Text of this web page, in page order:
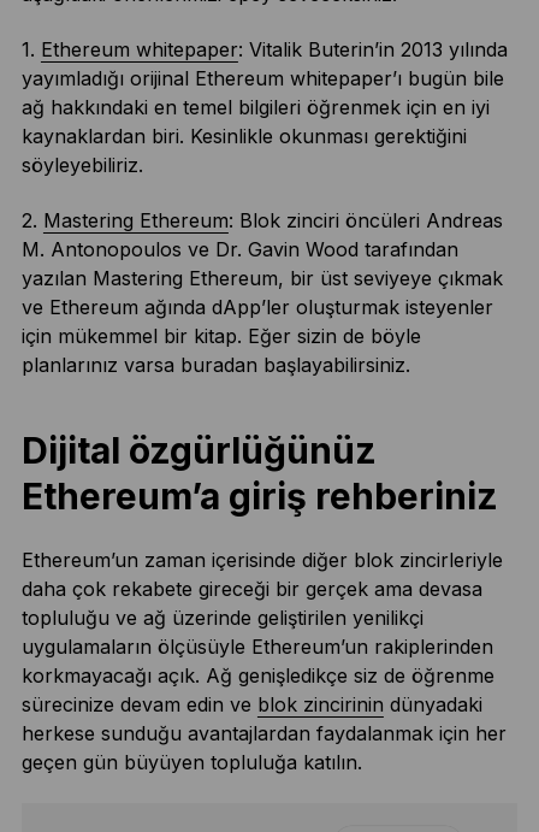
1. Ethereum whitepaper: Vitalik Buterin’in 2013 yılında
yayımladığı orijinal Ethereum whitepaper’ı bugün bile
ağ hakkındaki en temel bilgileri öğrenmek için en iyi
kaynaklardan biri. Kesinlikle okunması gerektiğini
söyleyebiliriz.
2. Mastering Ethereum: Blok zinciri öncüleri Andreas
M. Antonopoulos ve Dr. Gavin Wood tarafından
yazılan Mastering Ethereum, bir üst seviyeye çıkmak
ve Ethereum ağında dApp’ler oluşturmak isteyenler
için mükemmel bir kitap. Eğer sizin de böyle
planlarınız varsa buradan başlayabilirsiniz.
Dijital özgürlüğünüz
Ethereum’a giriş rehberiniz
Ethereum’un zaman içerisinde diğer blok zincirleriyle
daha çok rekabete gireceği bir gerçek ama devasa
topluluğu ve ağ üzerinde geliştirilen yenilikçi
uygulamaların ölçüsüyle Ethereum’un rakiplerinden
korkmayacağı açık. Ağ genişledikçe siz de öğrenme
sürecinize devam edin ve blok zincirinin dünyadaki
herkese sunduğu avantajlardan faydalanmak için her
geçen gün büyüyen topluluğa katılın.